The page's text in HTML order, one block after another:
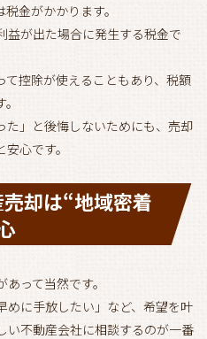
金がかかります。
益が出た場合に発生する税金で
控除が使えることもあり、税額
た」と後悔しないためにも、売却
心です。
却は“地域密着
って当然です。
めに手放したい」など、希望を叶
い不動産会社に相談するのが一番